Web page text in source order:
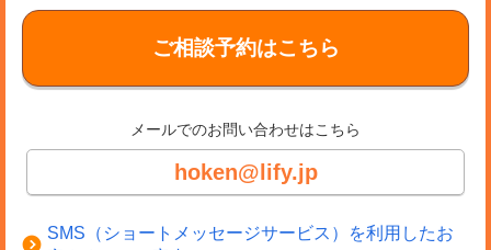
ご相談予約はこちら
メールでのお問い合わせはこちら
hoken@lify.jp
SMS（ショートメッセージサービス）を利用したお